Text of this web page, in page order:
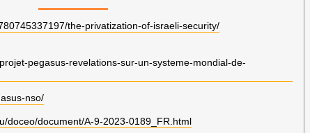
the-privatization-of-israeli-security/
pegasus-revelations-sur-un-systeme-mondial-de-
nso/
doceo/document/A-9-2023-0189_FR.html